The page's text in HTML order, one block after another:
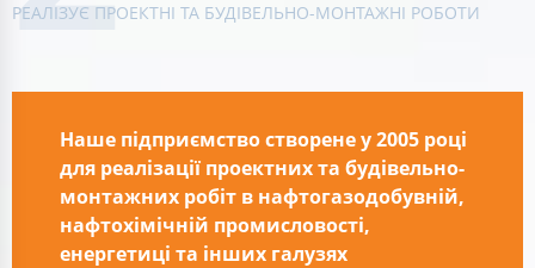
РЕАЛІЗУЄ ПРОЕКТНІ ТА БУДІВЕЛЬНО-МОНТАЖНІ РОБОТИ
Наше підприємство створене у 2005 році
для реалізації проектних та будівельно-
монтажних робіт в нафтогазодобувній,
нафтохімічній промисловості,
енергетиці та інших галузях